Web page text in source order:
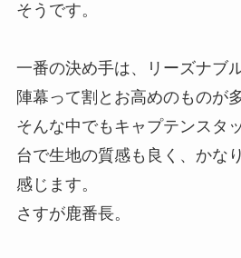
そうです。
一番の決め手は、リーズナブ
陣幕って割とお高めのものが
そんな中でもキャプテンスタ
台で生地の質感も良く、かなり
感じます。
さすが鹿番長。